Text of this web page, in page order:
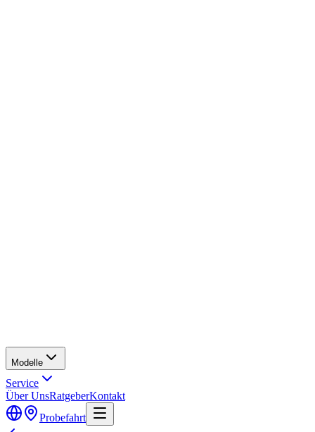
Modelle
Service
Über UnsRatgeberKontakt
Probefahrt